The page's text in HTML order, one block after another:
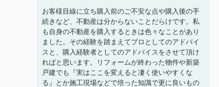
お客様目線に立ち購入前のご不安な点や購入後の手
続きなど、不動産は分からないことだらけです。私
も自身の不動産を購入するときは色々なことがあり
ました。その経験を踏まえてプロとしてのアドバイ
スと、購入経験者としてのアドバイスをさせて頂け
ればと思います。リフォームが終わった物件や新築
戸建でも『実はここを変えると凄く使いやすくな
る』とか施工現場などで培った知識で更に良いもの